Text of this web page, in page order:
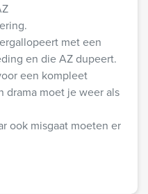
met een
en die AZ dupeert.
een kompleet
drama moet je weer als
ook misgaat moeten er